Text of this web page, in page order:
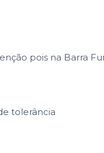
pois na Barra
tolerância